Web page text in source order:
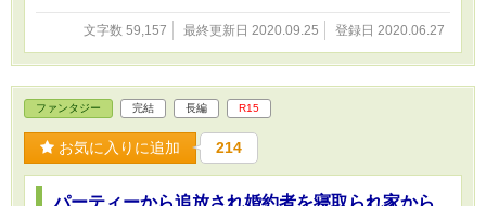
文字数 59,157 最終更新日 2020.09.25 登録日 2020.06.27
ファンタジー 完結 長編 R15
お気に入りに追加 214
パーティーから追放され婚約者を寝取られ家から